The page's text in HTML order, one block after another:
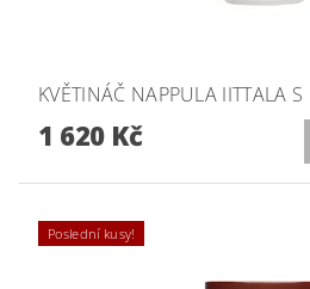
KVĚTINÁČ NAPPULA IITTALA
1 620 Kč
Poslední kusy!